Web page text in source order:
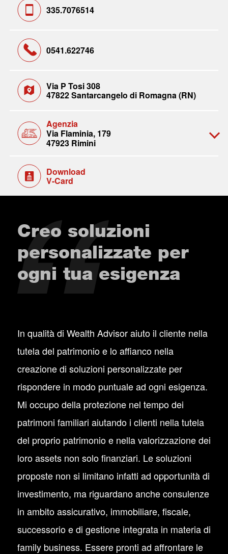
335.7076514
0541.622746
Via P Tosi 308
47822 Santarcangelo di Romagna (RN)
Agenzia
Via Flaminia, 179
47923 Rimini
Download
V-Card
Creo soluzioni
personalizzate per
ogni tua esigenza
In qualità di Wealth Advisor aiuto il cliente nella
tutela del patrimonio e lo affianco nella
creazione di soluzioni personalizzate per
rispondere in modo puntuale ad ogni esigenza.
Mi occupo della protezione nel tempo dei
patrimoni familiari aiutando i clienti nella tutela
del proprio patrimonio e nella valorizzazione dei
loro assets non solo finanziari. Le soluzioni
proposte non si limitano infatti ad opportunità di
investimento, ma riguardano anche consulenze
in ambito assicurativo, immobiliare, fiscale,
successorio e di gestione integrata in materia di
family business. Essere pronti ad affrontare le